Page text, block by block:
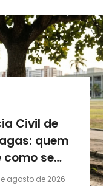
Civil de
quem
se
provas
agosto de 2026